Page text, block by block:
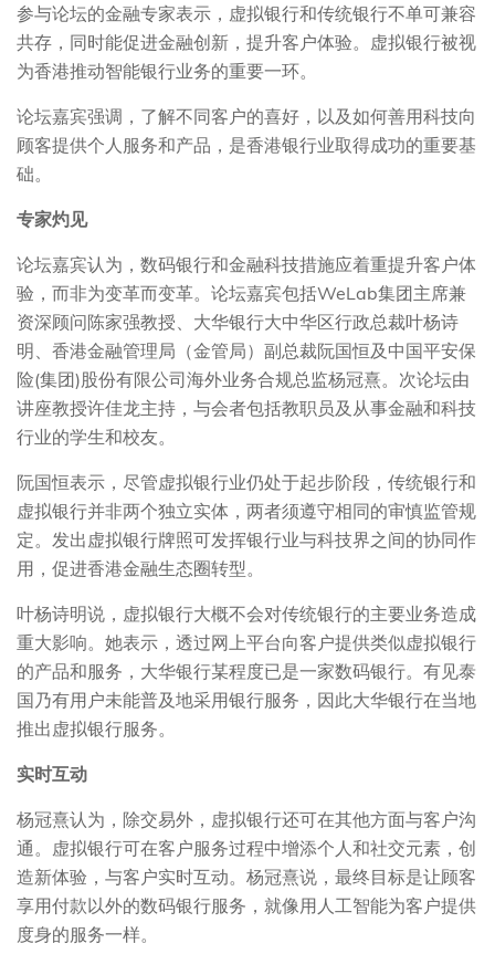
参与论坛的金融专家表示，虚拟银行和传统银行不单可兼容
共存，同时能促进金融创新，提升客户体验。虚拟银行被视
为香港推动智能银行业务的重要一环。
论坛嘉宾强调，了解不同客户的喜好，以及如何善用科技向
顾客提供个人服务和产品，是香港银行业取得成功的重要基
础。
专家灼见
论坛嘉宾认为，数码银行和金融科技措施应着重提升客户体
验，而非为变革而变革。论坛嘉宾包括WeLab集团主席兼
资深顾问陈家强教授、大华银行大中华区行政总裁叶杨诗
明、香港金融管理局（金管局）副总裁阮国恒及中国平安保
险(集团)股份有限公司海外业务合规总监杨冠熹。次论坛由
讲座教授许佳龙主持，与会者包括教职员及从事金融和科技
行业的学生和校友。
阮国恒表示，尽管虚拟银行业仍处于起步阶段，传统银行和
虚拟银行并非两个独立实体，两者须遵守相同的审慎监管规
定。发出虚拟银行牌照可发挥银行业与科技界之间的协同作
用，促进香港金融生态圈转型。
叶杨诗明说，虚拟银行大概不会对传统银行的主要业务造成
重大影响。她表示，透过网上平台向客户提供类似虚拟银行
的产品和服务，大华银行某程度已是一家数码银行。有见泰
国乃有用户未能普及地采用银行服务，因此大华银行在当地
推出虚拟银行服务。
实时互动
杨冠熹认为，除交易外，虚拟银行还可在其他方面与客户沟
通。虚拟银行可在客户服务过程中增添个人和社交元素，创
造新体验，与客户实时互动。杨冠熹说，最终目标是让顾客
享用付款以外的数码银行服务，就像用人工智能为客户提供
度身的服务一样。